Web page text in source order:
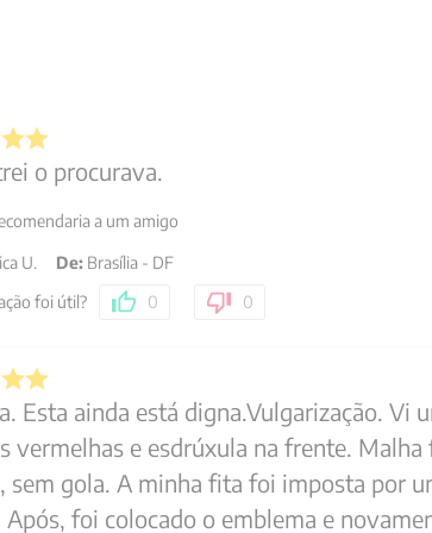
o procurava.
a um amigo
U. De: Brasília - DF
foi útil?
0 0
Esta ainda está digna.Vulgarização. Vi
vermelhas e esdrúxula na frente.
sem gola. A minha fita foi imposta por
Após, foi colocado o emblema e